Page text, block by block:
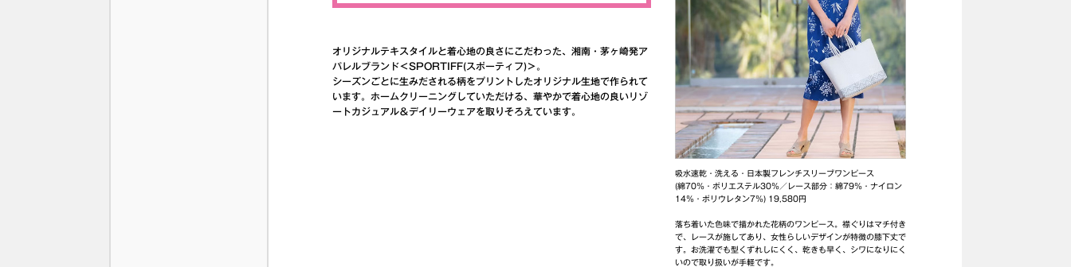
オリジナルテキスタイルと着心地の良さにこだわった、湘南・茅ヶ崎発ア
パレルブランド＜SPORTIFF(スポーティフ)＞。
シーズンごとに生みだされる柄をプリントしたオリジナル生地で作られて
います。ホームクリーニングしていただける、華やかで着心地の良いリゾ
ートカジュアル＆デイリーウェアを取りそろえています。
吸水速乾・洗える・日本製フレンチスリーブワンピース
(綿70％・ポリエステル30％／レース部分：綿79％・ナイロン
14％・ポリウレタン7％) 19,580円
落ち着いた色味で描かれた花柄のワンピース。襟ぐりはマチ付き
で、レースが施してあり、女性らしいデザインが特徴の膝下丈で
す。お洗濯でも型くずれしにくく、乾きも早く、シワになりにく
いので取り扱いが手軽です。